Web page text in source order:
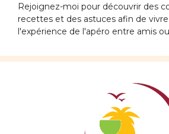
Rejoignez-moi pour découvrir des
recettes et des astuces afin de
l'expérience de l'apéro entre amis